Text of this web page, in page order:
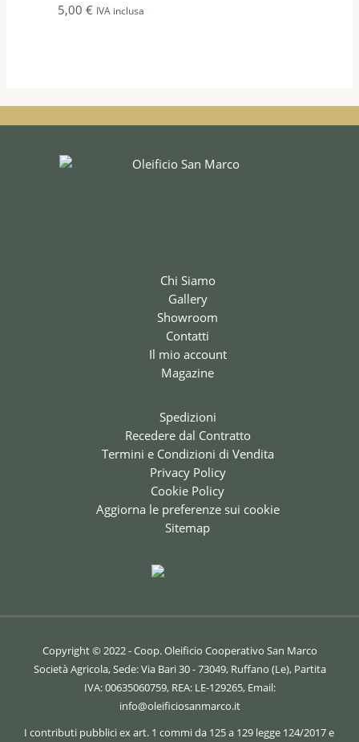
5,00 € IVA inclusa
Chi Siamo
Gallery
Showroom
Contatti
Il mio account
Magazine
Spedizioni
Recedere dal Contratto
Termini e Condizioni di Vendita
Privacy Policy
Cookie Policy
Aggiorna le preferenze sui cookie
Sitemap
Copyright © 2022 - Coop. Oleificio Cooperativo San Marco
Società Agricola, Sede: Via Bari 30 - 73049, Ruffano (Le), Partita
IVA: 00635060759, REA: LE-129265, Email:
info@oleificiosanmarco.it
I contributi pubblici ex art. 1 commi da 125 a 129 legge 124/2017 e